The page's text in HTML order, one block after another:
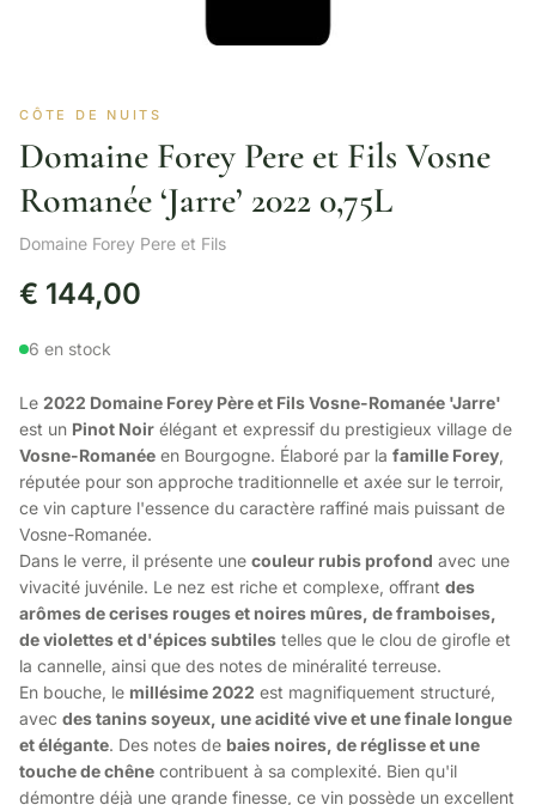
CÔTE DE NUITS
Domaine Forey Pere et Fils Vosne
Romanée ‘Jarre’ 2022 0,75L
Domaine Forey Pere et Fils
€ 144,00
6 en stock
Le 2022 Domaine Forey Père et Fils Vosne-Romanée 'Jarre'
est un Pinot Noir élégant et expressif du prestigieux village de
Vosne-Romanée en Bourgogne. Élaboré par la famille Forey,
réputée pour son approche traditionnelle et axée sur le terroir,
ce vin capture l'essence du caractère raffiné mais puissant de
Vosne-Romanée.
Dans le verre, il présente une couleur rubis profond avec une
vivacité juvénile. Le nez est riche et complexe, offrant des
arômes de cerises rouges et noires mûres, de framboises,
de violettes et d'épices subtiles telles que le clou de girofle et
la cannelle, ainsi que des notes de minéralité terreuse.
En bouche, le millésime 2022 est magnifiquement structuré,
avec des tanins soyeux, une acidité vive et une finale longue
et élégante. Des notes de baies noires, de réglisse et une
touche de chêne contribuent à sa complexité. Bien qu'il
démontre déjà une grande finesse, ce vin possède un excellent